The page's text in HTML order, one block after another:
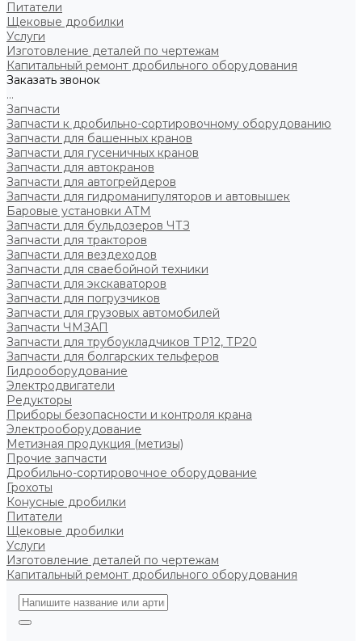
Питатели
Щековые дробилки
Услуги
Изготовление деталей по чертежам
Капитальный ремонт дробильного оборудования
Заказать звонок
...
Запчасти
Запчасти к дробильно-сортировочному оборудованию
Запчасти для башенных кранов
Запчасти для гусеничных кранов
Запчасти для автокранов
Запчасти для автогрейдеров
Запчасти для гидроманипуляторов и автовышек
Баровые установки АТМ
Запчасти для бульдозеров ЧТЗ
Запчасти для тракторов
Запчасти для вездеходов
Запчасти для сваебойной техники
Запчасти для экскаваторов
Запчасти для погрузчиков
Запчасти для грузовых автомобилей
Запчасти ЧМЗАП
Запчасти для трубоукладчиков ТР12, ТР20
Запчасти для болгарских тельферов
Гидрооборудование
Электродвигатели
Редукторы
Приборы безопасности и контроля крана
Электрооборудование
Метизная продукция (метизы)
Прочие запчасти
Дробильно-сортировочное оборудование
Грохоты
Конусные дробилки
Питатели
Щековые дробилки
Услуги
Изготовление деталей по чертежам
Капитальный ремонт дробильного оборудования